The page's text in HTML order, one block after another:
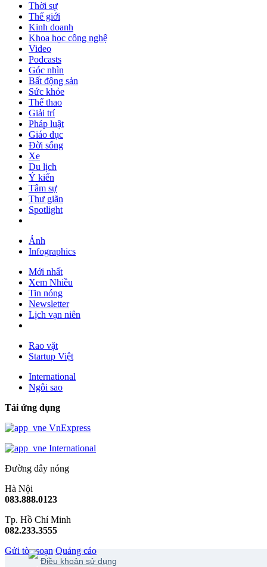
Thời sự
Thế giới
Kinh doanh
Khoa học công nghệ
Video
Podcasts
Góc nhìn
Bất động sản
Sức khỏe
Thể thao
Giải trí
Pháp luật
Giáo dục
Đời sống
Xe
Du lịch
Ý kiến
Tâm sự
Thư giãn
Spotlight
Ảnh
Infographics
Mới nhất
Xem Nhiều
Tin nóng
Newsletter
Lịch vạn niên
Rao vặt
Startup Việt
International
Ngôi sao
Tải ứng dụng
VnExpress
International
Đường dây nóng
Hà Nội
083.888.0123
Tp. Hồ Chí Minh
082.233.3555
Gửi tòa soạn Quảng cáo
Điều khoản sử dụng